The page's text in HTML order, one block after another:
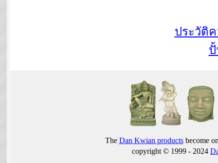
ประวัติ
The Dan Kwian productsbecome
copyright © 1999 - 2024